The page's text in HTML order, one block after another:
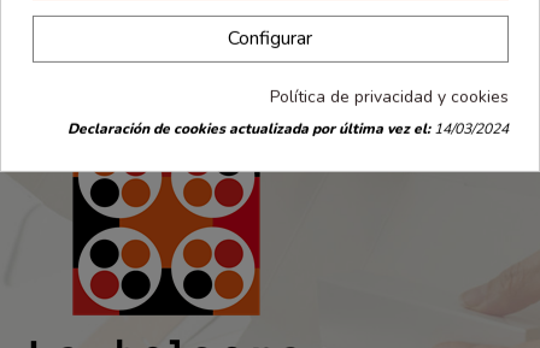
Configurar
Política de privacidad y cookies
Declaración de cookies actualizada por última vez el:14/03/2024